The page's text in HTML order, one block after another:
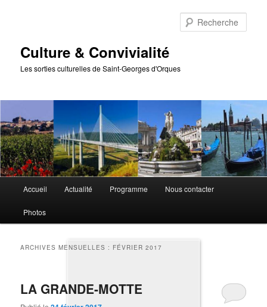
Culture & Convivialité
Les sorties culturelles de Saint-Georges d'Orques
principal
Accueil Actualité Programme Nous contacter
Photos
ARCHIVES MENSUELLES : FÉVRIER 2017
LA GRANDE-MOTTE